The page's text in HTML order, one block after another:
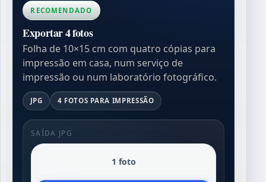
RECOMENDADO
Exportar 4 fotos
Folha de 10×15 cm com quatro cópias para
impressão em casa, num serviço de
impressão ou num laboratório fotográfico.
JPG 4 FOTOS PARA IMPRESSÃO
SAÍDA JPG
1 foto